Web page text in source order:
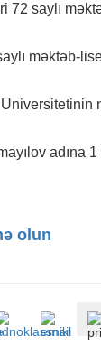
72 saylı
məktəb-
adına
olun